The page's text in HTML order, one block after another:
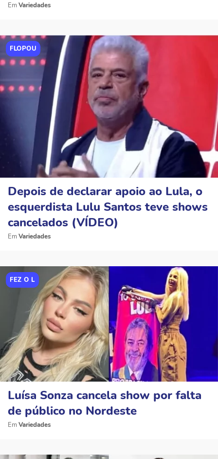
Variedades
FLOPOU
Depois de declarar apoio ao Lula, o
esquerdista Lulu Santos teve shows
cancelados (VÍDEO)
Variedades
FEZ O L
Luísa Sonza cancela show por falta
de público no Nordeste
Variedades